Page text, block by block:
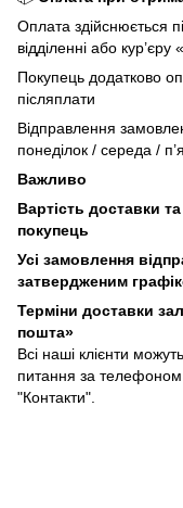
Оплата здійснюється
відділенні або
Покупець додатково
післяплати
Відправлення
понеділок / середа /
Важливо
Вартість доставки
покупець
Усі замовлення
затвердженим
Терміни доставки
пошта»
Всі наші клієнти
питання за телефоном
"Контакти".